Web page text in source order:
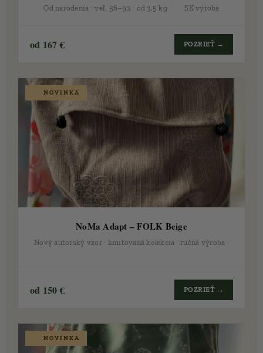
Od narodenia · veľ. 56–92 · od 3,5 kg · 🇸🇰 SK výroba
od 167 € POZRIEŤ →
🆕 NOVINKA
NoMa Adapt – FOLK Beige
Nový autorský vzor · limitovaná kolekcia · ručná výroba ·
od 150 € POZRIEŤ →
🆕 NOVINKA